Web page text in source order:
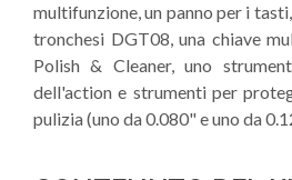
multifunzione, un panno per i
tronchesi DGT08, una chiave
Polish & Cleaner, uno
dell'action e strumenti per
pulizia (uno da 0.080" e uno da